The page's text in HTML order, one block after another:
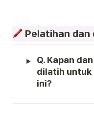
Pelatihan dan
Q. Kapan
dilatih untuk
ini?